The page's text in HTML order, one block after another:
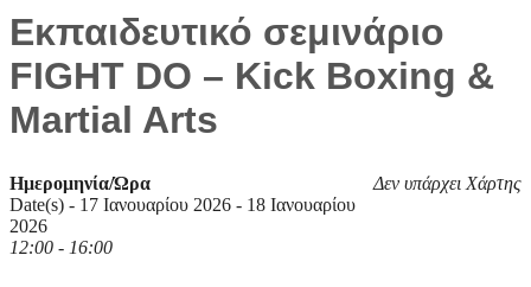
Εκπαιδευτικό σεμινάριο
FIGHT DO – Kick Boxing &
Martial Arts
Δεν υπάρχει Χάρτης
Ημερομηνία/Ώρα
Date(s) - 17 Ιανουαρίου 2026 - 18 Ιανουαρίου
2026
12:00 - 16:00